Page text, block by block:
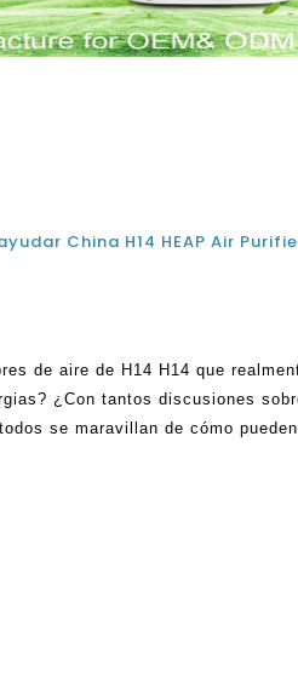
de aire de H14 H14 que
¿Con tantos discusiones
se maravillan de cómo
si China